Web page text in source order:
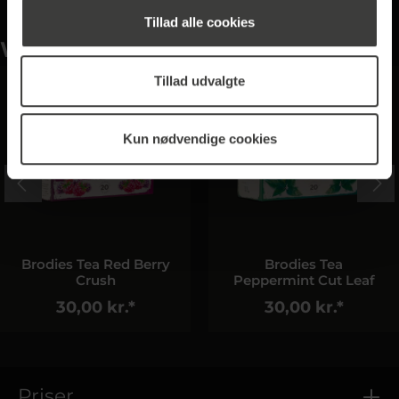
Tillad alle cookies
Tillad udvalgte
Kun nødvendige cookies
Wird oft zusammen gekauft
Brodies Tea Red Berry
Crush
30,00 kr.*
Brodies Tea
Peppermint Cut Leaf
30,00 kr.*